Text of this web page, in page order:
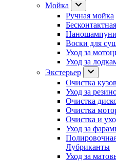
Мойка
Ручная мойка
Наношампуни
Воски для
Уход за
Уход за
Экстерьер
Очистка
Уход за
Очистка
Очистка
Очистка и
Уход за
Лубриканты
Уход за